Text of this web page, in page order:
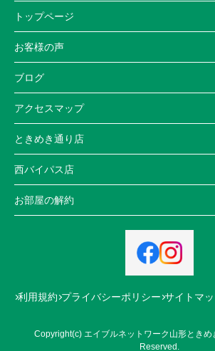
トップページ
お客様の声
ブログ
アクセスマップ
ときめき通り店
西バイパス店
お部屋の解約
利用規約 プライバシーポリシー サイトマ
Copyright(c) エイブルネットワーク山形とき
Reserved.